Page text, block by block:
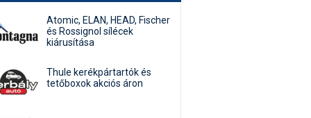
Atomic, ELAN, HEAD, Fischer
és Rossignol sílécek
kiárusítása
Thule kerékpártartók és
tetőboxok akciós áron